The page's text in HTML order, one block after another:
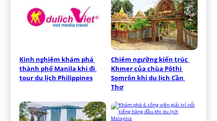
Kinh nghiệm khám phá
thành phố Manila khi đi
tour du lịch Philippines
Chiêm ngưỡng kiến trúc
Khmer của chùa Pôthi
Somrôn khi du lịch Cần
Thơ